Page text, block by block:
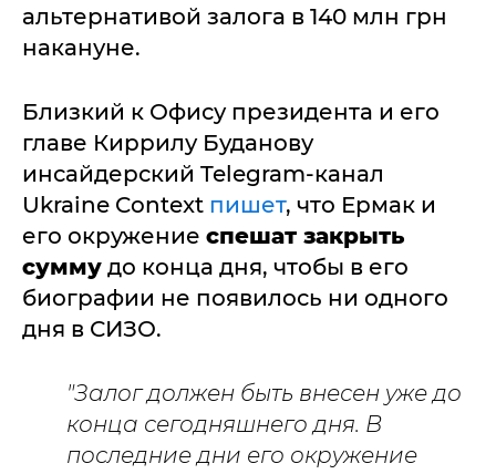
альтернативой залога в 140 млн грн
накануне.
Близкий к Офису президента и его
главе Киррилу Буданову
инсайдерский Telegram-канал
Ukraine Context пишет, что Ермак и
его окружение спешат закрыть
сумму до конца дня, чтобы в его
биографии не появилось ни одного
дня в СИЗО.
"Залог должен быть внесен уже до
конца сегодняшнего дня. В
последние дни его окружение